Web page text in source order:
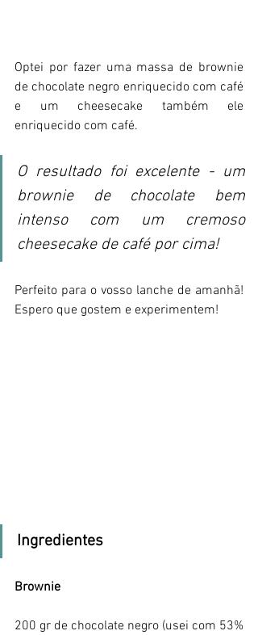
Optei por fazer uma massa de brownie
de chocolate negro enriquecido com café
e um cheesecake também ele
enriquecido com café.
O resultado foi excelente - um
brownie de chocolate bem
intenso com um cremoso
cheesecake de café por cima!
Perfeito para o vosso lanche de amanhã!
Espero que gostem e experimentem!
Ingredientes
Brownie
200 gr de chocolate negro (usei com 53%